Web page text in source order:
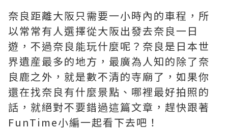
奈良距離大阪只需要一小時內的車程，所
以常常有人選擇從大阪出發去奈良一日
遊，不過奈良能玩什麼呢？奈良是日本世
界遺産最多的地方，最廣為人知的除了奈
良鹿之外，就是數不清的寺廟了，如果你
還在找奈良有什麼景點、哪裡最好拍照的
話，就絕對不要錯過這篇文章，趕快跟著
FunTime小編一起看下去吧！